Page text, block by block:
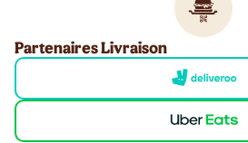
Partenaires Livraison